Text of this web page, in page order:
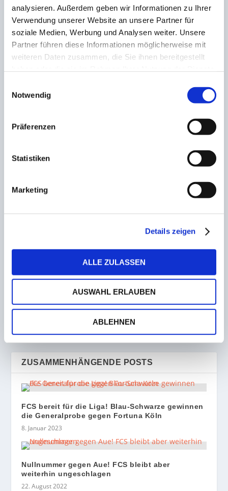
analysieren. Außerdem geben wir Informationen zu Ihrer
Verwendung unserer Website an unsere Partner für
soziale Medien, Werbung und Analysen weiter. Unsere
Partner führen diese Informationen möglicherweise mit
weiteren Daten zusammen, die Sie ihnen bereitgestellt
Notwendig
Präferenzen
Statistiken
Marketing
Details zeigen
ALLE ZULASSEN
AUSWAHL ERLAUBEN
ABLEHNEN
weiß die Oberhand, der FC Rastpfuhl siegte mit 4:2.
Nachdem die SGMM das Spiel um Platz 3 im
Siebenmeterschießen für sich entscheiden konnte,
stand das große Finale an. Der FV Diefflen trat gegen
den FCR mit 5:2 gewinnen. Damit hat der FVD nicht
nur eine großartige, sondern auch konstante Leistung
Dieffler mindestens drei Tore mehr als ihre Gegner.
proWIN Volleys feiern
überwintern auf Platz 3
Endlich! Trainer Demmerle
Elversberger Oberliga-Elf
überrascht und versohlt
dem 1.FC Saarbrücken II
den Hintern
ZUSAMMENHÄNGENDE POSTS
FCS bereit für die Liga! Blau-Schwarze gewinnen
die Generalprobe gegen Fortuna Köln
8. Januar 2023
Nullnummer gegen Aue! FCS bleibt aber
weiterhin ungeschlagen
22. August 2022